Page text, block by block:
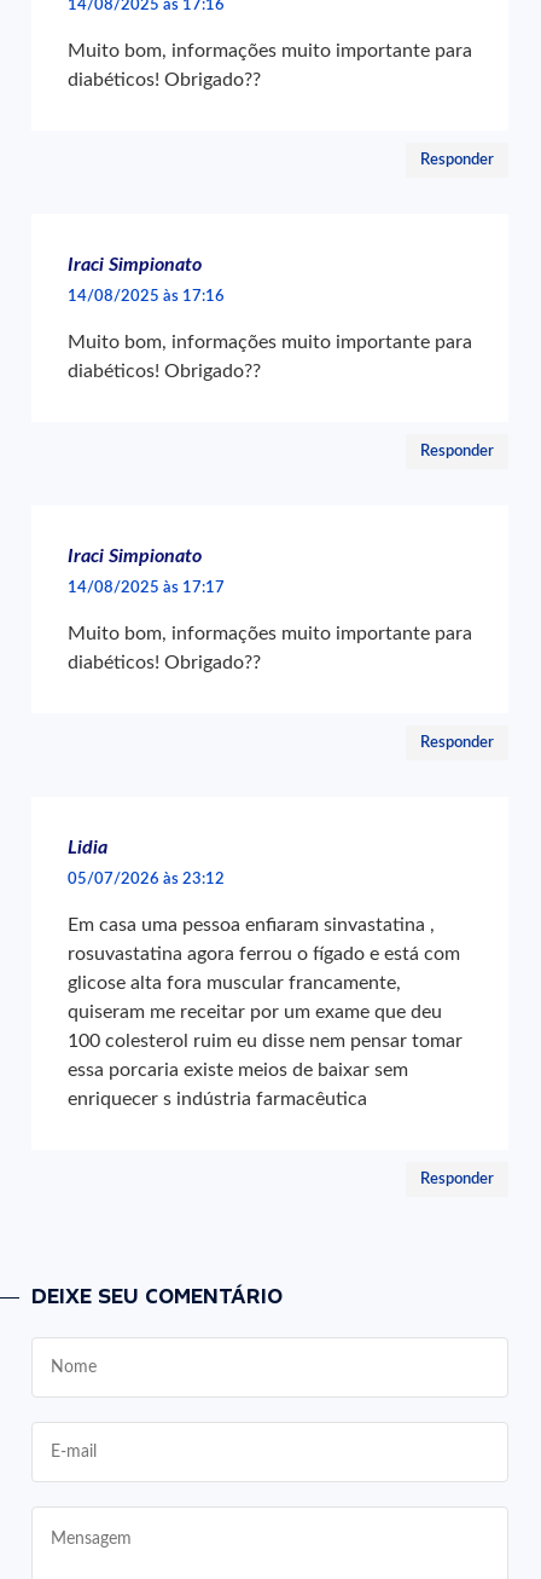
14/08/2025 às 17:16
Muito bom, informações muito importante para
diabéticos! Obrigado??
Responder
Iraci Simpionato
14/08/2025 às 17:16
Muito bom, informações muito importante para
diabéticos! Obrigado??
Responder
Iraci Simpionato
14/08/2025 às 17:17
Muito bom, informações muito importante para
diabéticos! Obrigado??
Responder
Lidia
05/07/2026 às 23:12
Em casa uma pessoa enfiaram sinvastatina ,
rosuvastatina agora ferrou o fígado e está com
glicose alta fora muscular francamente,
quiseram me receitar por um exame que deu
100 colesterol ruim eu disse nem pensar tomar
essa porcaria existe meios de baixar sem
enriquecer s indústria farmacêutica
Responder
DEIXE SEU COMENTÁRIO